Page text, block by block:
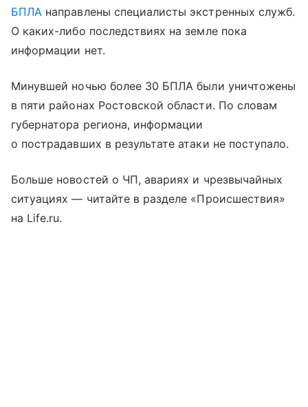
БПЛА направлены специалисты экстренных служб.
О каких-либо последствиях на земле пока
информации нет.
Минувшей ночью более 30 БПЛА были уничтожены
в пяти районах Ростовской области. По словам
губернатора региона, информации
о пострадавших в результате атаки не поступало.
Больше новостей о ЧП, авариях и чрезвычайных
ситуациях — читайте в разделе «Происшествия»
на Life.ru.